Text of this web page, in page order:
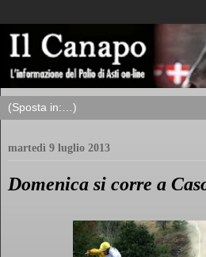
martedì 9 luglio 2013
Domenica si corre a